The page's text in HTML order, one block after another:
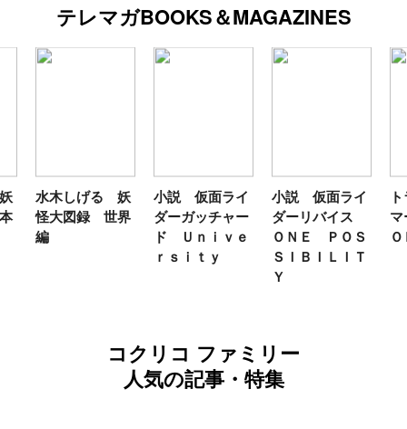
テレマガBOOKS＆MAGAZINES
水木しげる 妖
怪大図録 世界
編
小説 仮面ライ
ダーガッチャー
ド Ｕｎｉｖｅ
ｒｓｉｔｙ
小説 仮面ライ
ダーリバイス
ＯＮＥ ＰＯＳ
ＳＩＢＩＬＩＴ
Ｙ
コクリコ ファミリー
人気の記事・特集